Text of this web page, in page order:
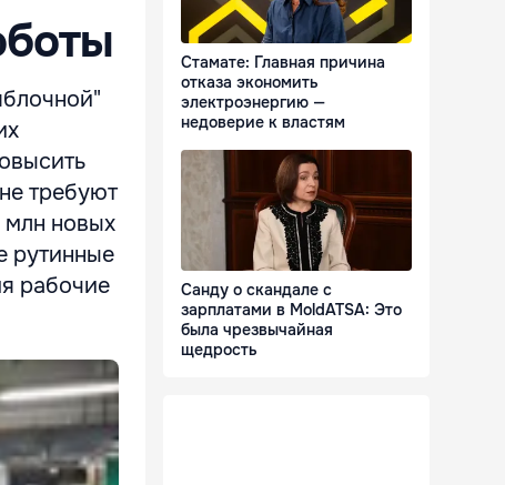
требуют
млн новых
рутинные
рабочие
Стамате: Главная причина
отказа экономить
электроэнергию —
недоверие к властям
Санду о скандале с
зарплатами в MoldATSA: Это
была чрезвычайная
щедрость